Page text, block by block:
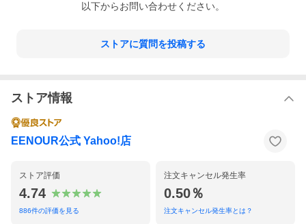
以下からお問い合わせください。
ストアに質問を投稿する
ストア情報
EENOUR公式 Yahoo!店
ストア評価
4.74
886件の評価を見る
注文キャンセル発生率
0.50％
注文キャンセル発生率とは？